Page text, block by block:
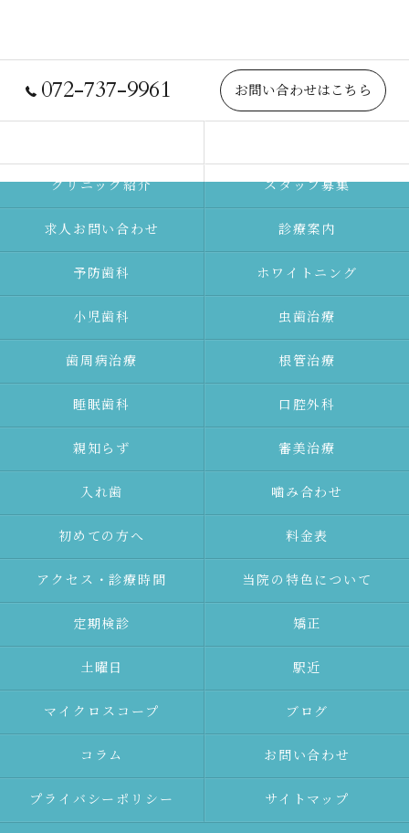
072-737-9961 お問い合わせはこちら
クリニック紹介 スタッフ募集
求人お問い合わせ 診療案内
予防⻭科 ホワイトニング
⼩児⻭科 ⾍⻭治療
⻭周病治療 根管治療
睡眠歯科 口腔外科
親知らず 審美治療
⼊れ⻭ 噛み合わせ
初めての⽅へ 料金表
アクセス・診療時間 当院の特色について
定期検診 矯正
土曜日 駅近
マイクロスコープ ブログ
コラム お問い合わせ
プライバシーポリシー サイトマップ